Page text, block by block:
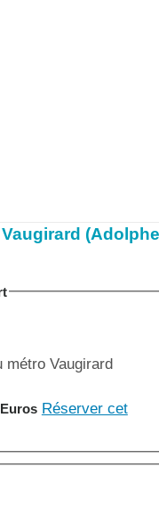
(Adolphe
métro Vaugirard
Réserver cet